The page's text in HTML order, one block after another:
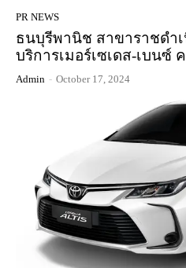
PR NEWS
ธนบุรีพานิช สาขาราชดำ
บริการเมอร์เซเดส-เบนซ์
Admin - October 17, 2024